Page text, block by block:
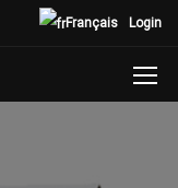
Login
Français